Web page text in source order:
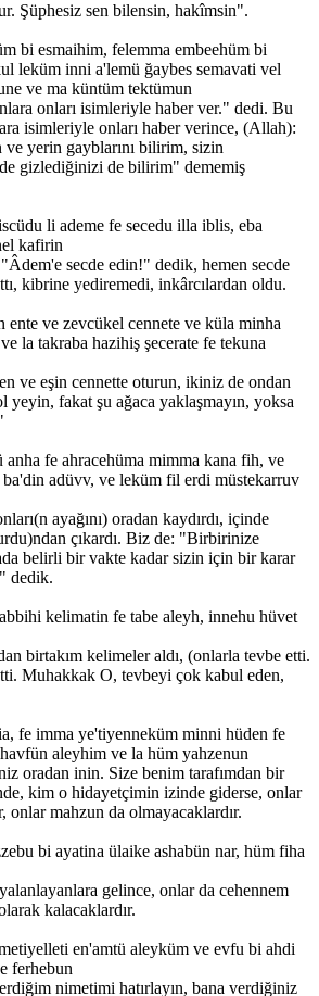
Şüphesiz sen bilensin, hakîmsin".
bi esmaihim, felemma embeehüm bi
leküm inni a'lemü ğaybes semavati vel
ve ma küntüm tektümun
onları isimleriyle haber ver." dedi. Bu
isimleriyle onları haber verince, (Allah):
yerin gayblarını bilirim, sizin
gizlediğinizi de bilirim" dememiş
li ademe fe secedu illa iblis, eba
kafirin
secde edin!" dedik, hemen secde
kibrine yediremedi, inkârcılardan oldu.
ente ve zevcükel cennete ve küla minha
la takraba hazihiş şecerate fe tekuna
ve eşin cennette oturun, ikiniz de ondan
fakat şu ağaca yaklaşmayın, yoksa
anha fe ahracehüma mimma kana fih, ve
adüvv, ve leküm fil erdi müstekarruv
ayağını) oradan kaydırdı, içinde
çıkardı. Biz de: "Birbirinize
belirli bir vakte kadar sizin için bir karar
dedik.
kelimatin fe tabe aleyh, innehu hüvet
birtakım kelimeler aldı, (onlarla tevbe etti.
Muhakkak O, tevbeyi çok kabul eden,
fe imma ye'tiyenneküm minni hüden fe
aleyhim ve la hüm yahzenun
oradan inin. Size benim tarafımdan bir
kim o hidayetçimin izinde giderse, onlar
mahzun da olmayacaklardır.
bi ayatina ülaike ashabün nar, hüm fiha
gelince, onlar da cehennem
kalacaklardır.
en'amtü aleyküm ve evfu bi ahdi
ferhebun
nimetimi hatırlayın, bana verdiğiniz